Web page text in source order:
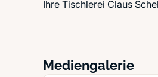
Ihre Tischlerei Claus
Mediengalerie